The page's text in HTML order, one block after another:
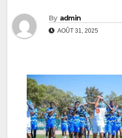
By admin
AOÛT 31, 2025